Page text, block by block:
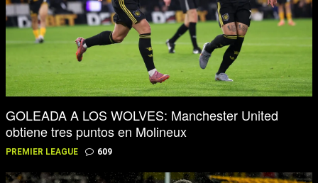
GOLEADA A LOS WOLVES: Manchester United
obtiene tres puntos en Molineux
PREMIER LEAGUE 609